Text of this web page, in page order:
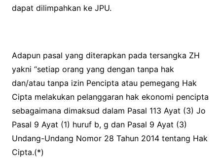
dapat dilimpahkan ke JPU.
Adapun pasal yang diterapkan pada tersangka ZH
yakni “setiap orang yang dengan tanpa hak
dan/atau tanpa izin Pencipta atau pemegang Hak
Cipta melakukan pelanggaran hak ekonomi pencipta
sebagaimana dimaksud dalam Pasal 113 Ayat (3) Jo
Pasal 9 Ayat (1) huruf b, g dan Pasal 9 Ayat (3)
Undang-Undang Nomor 28 Tahun 2014 tentang Hak
Cipta.(*)